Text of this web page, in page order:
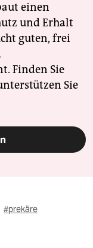
einen
und Erhalt
guten, frei
Finden Sie
Sie
#prekäre